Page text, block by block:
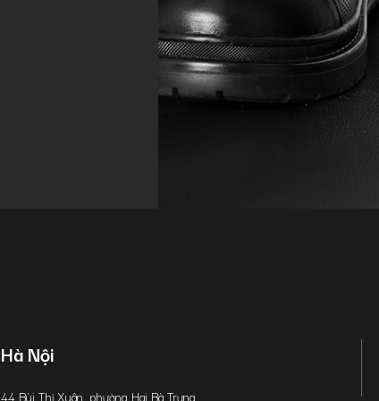
Hà Nội
44 Bùi Thị Xuân, phường Hai Bà Trưng